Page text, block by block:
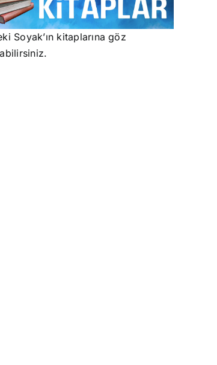
Soyak’ın kitaplarına göz